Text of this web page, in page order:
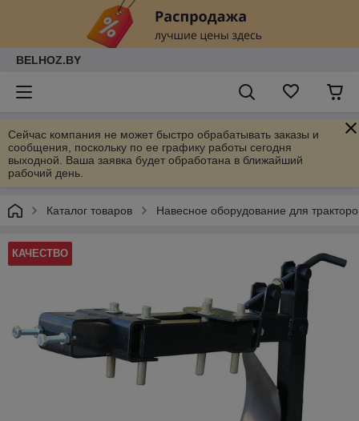
BELHOZ.BY
Сейчас компания не может быстро обрабатывать заказы и
сообщения, поскольку по ее графику работы сегодня
выходной. Ваша заявка будет обработана в ближайший
рабочий день.
Каталог товаров Навесное оборудование для
КАЧЕСТВО